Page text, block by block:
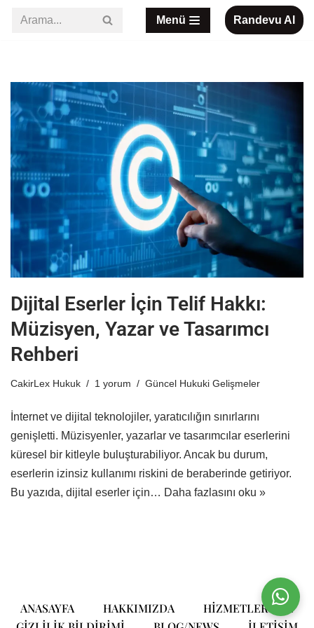
Menü Randevu Al
Dijital Eserler İçin Telif Hakkı:
Müzisyen, Yazar ve Tasarımcı
Rehberi
CakirLex Hukuk 1 yorum Güncel Hukuki Gelişmeler
İnternet ve dijital teknolojiler, yaratıcılığın sınırlarını
genişletti. Müzisyenler, yazarlar ve tasarımcılar eserlerini
küresel bir kitleyle buluşturabiliyor. Ancak bu durum,
eserlerin izinsiz kullanımı riskini de beraberinde getiriyor.
Bu yazıda, dijital eserler için… Daha fazlasını oku »
ANASAYFA HAKKIMIZDA
HIZMETLERIMIZ